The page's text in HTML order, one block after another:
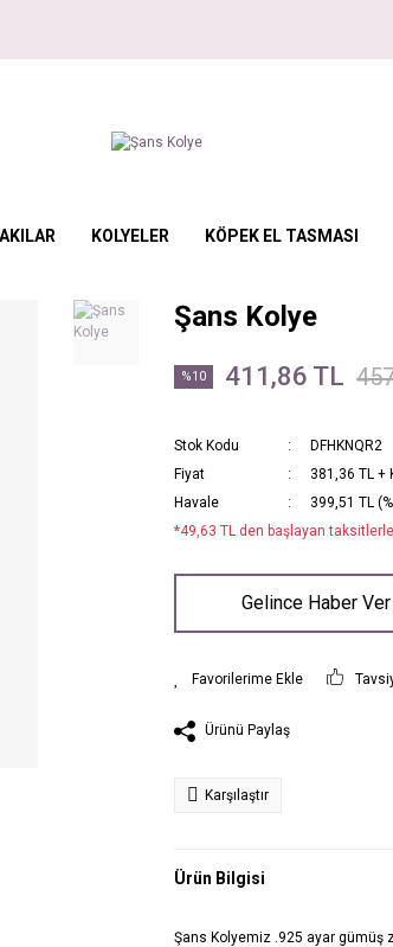
KOLYELER KÖPEK EL TASMASI
Şans Kolye
%10 411,86 TL
Stok Kodu
DFHKNQR2
Fiyat
381,36 TL +
Havale
399,51 TL
*49,63 TL den başlayan
Gelince Haber Ver
Ürünü Paylaş
Karşılaştır
Ürün Bilgisi
Şans Kolyemiz .925 ayar gümüş